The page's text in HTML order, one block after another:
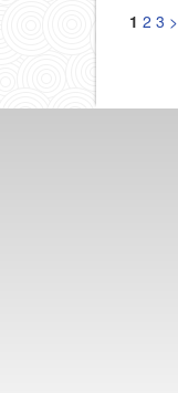
1 2 3 >